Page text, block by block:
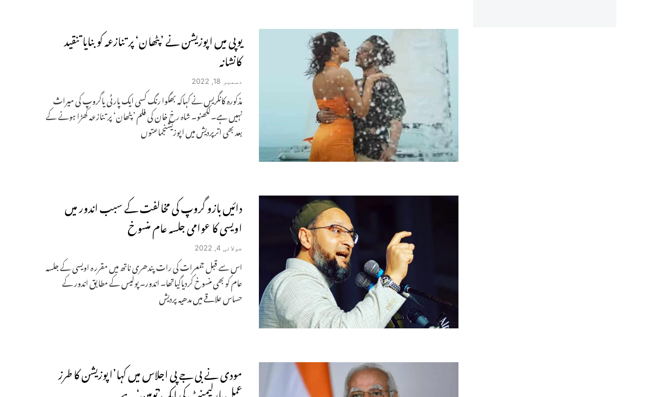
یوپی میں اپوزیشن نے ’پٹھان‘ پر تنازعہ کو بنایا تنقید
کانشانہ
دسمبر 18, 2022
مذکورہ کانگریس نے کہاکہ بھگوا رنگ کسی ایک پارٹی یاگروپ کی میراث
نہیں ہے۔لکھنو۔ شاہ رخ خان کی فلم ’پٹھان‘ پر تنازعہ کھڑا ہونے کے
بعد بھی اترپردیش میں اپوزیشنجماعتوں
دائیں بازو گروپ کی مخالفت کے سبب اندور میں
اویسی کا عوامی جلسہ عام منسوخ
جولائی 4, 2022
اس سے قبل جمعرات کی رات پندھری ناتھ میں مقرر ہ اویسی کے جلسہ
عام کو بھی منسوخ کردیاگیاتھا۔ اندور۔ پولیس کے مطابق اندور کے
حساس علاقے میں مدھیہ پردیش
مودی نے بی جے پی اجلاس میں کہا’اپوزیشن کا طرز